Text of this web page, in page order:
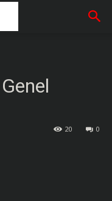
0
20